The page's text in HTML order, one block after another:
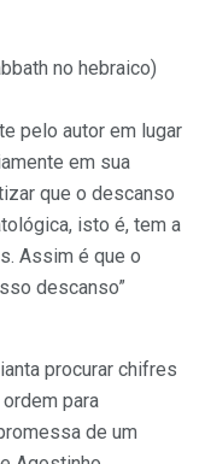
no hebraico)
pelo autor em lugar
em sua
que o descanso
isto é, tem a
Assim é que o
descanso”
procurar chifres
para
de um